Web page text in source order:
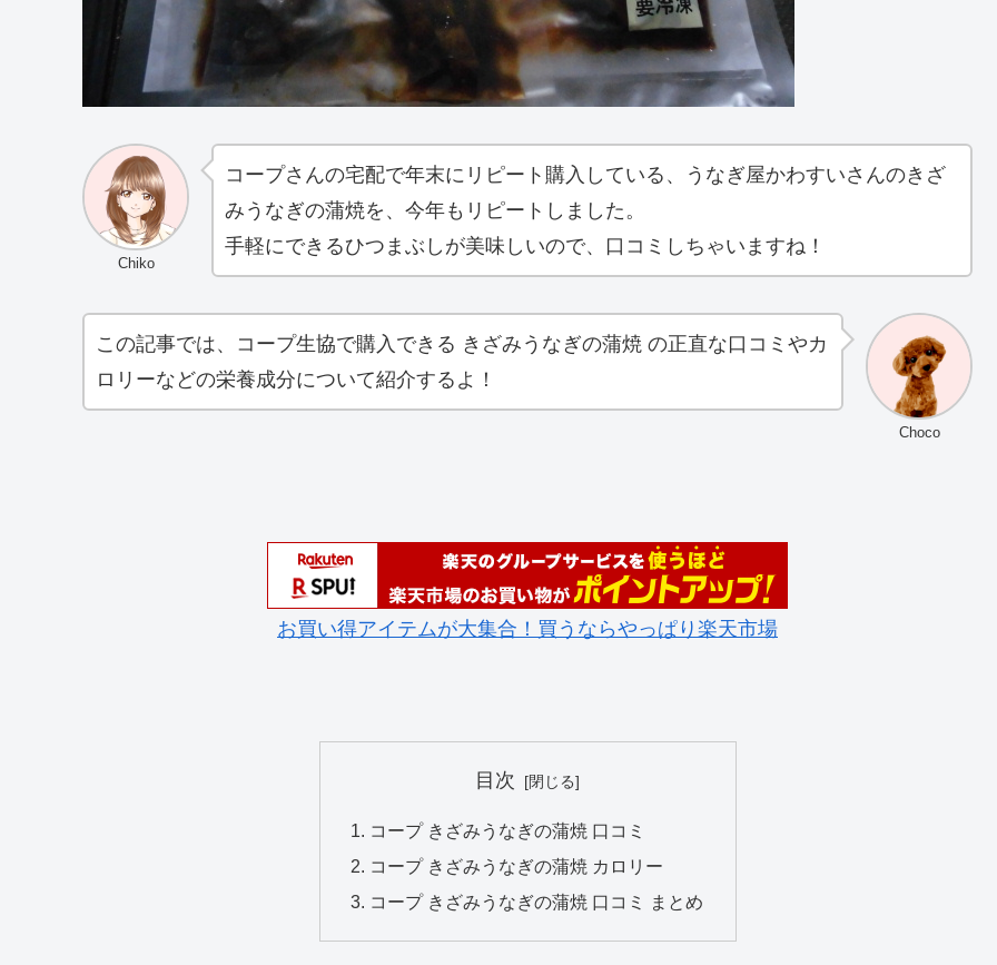
Chiko
コープさんの宅配で年末にリピート購入している、うなぎ屋かわすいさんのきざ
みうなぎの蒲焼を、今年もリピートしました。
手軽にできるひつまぶしが美味しいので、口コミしちゃいますね！
Choco
この記事では、コープ生協で購入できる きざみうなぎの蒲焼 の正直な口コミやカ
ロリーなどの栄養成分について紹介するよ！
お買い得アイテムが大集合！買うならやっぱり楽天市場
目次
コープ きざみうなぎの蒲焼 口コミ
コープ きざみうなぎの蒲焼 カロリー
コープ きざみうなぎの蒲焼 口コミ まとめ